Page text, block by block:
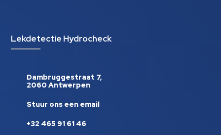
Lekdetectie Hydrocheck
Dambruggestraat 7,
2060 Antwerpen
Stuur ons een email
+32 465 91 61 46